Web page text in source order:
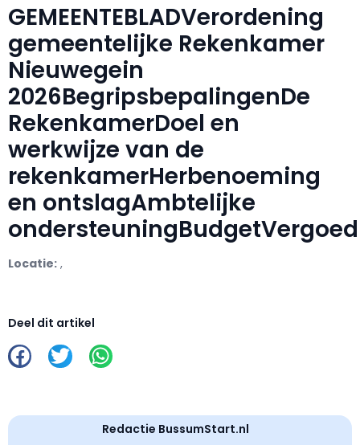
GEMEENTEBLADVerordening
gemeentelijke Rekenkamer
Nieuwegein
2026BegripsbepalingenDe
RekenkamerDoel en
werkwijze van de
rekenkamerHerbenoeming
en ontslagAmbtelijke
Locatie: ,
Deel dit artikel
Redactie BussumStart.nl